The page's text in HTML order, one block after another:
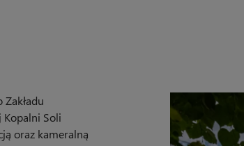
Kopalni Soli
oraz kameralną